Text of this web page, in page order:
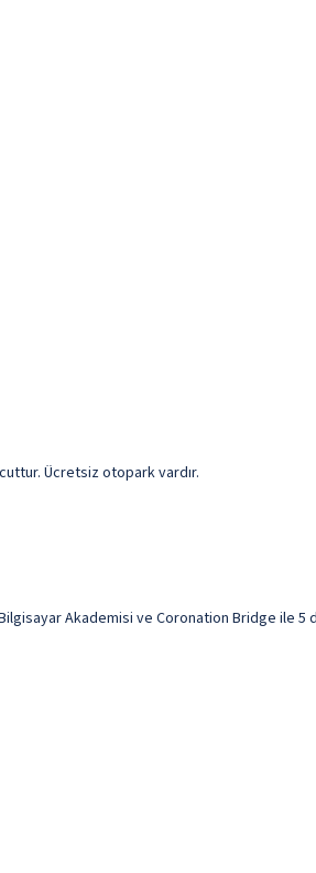
Ücretsiz otopark vardır.
Akademisi ve Coronation Bridge ile